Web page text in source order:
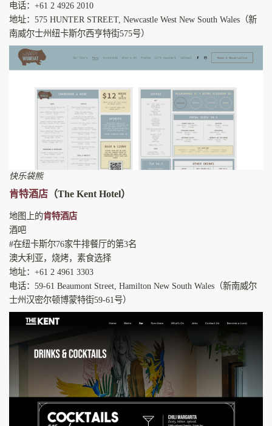
电话：+61 2 4926 2010
地址：575 HUNTER STREET, Newcastle West New South Wales（新
南威尔士州纽卡斯尔西亨特街575号）
快乐袋熊
肯特酒店 （The Kent Hotel）
地图上的肯特酒店
酒吧
#在纽卡斯尔76家牛排餐厅的第3名
澳大利亚，烧烤，素食选择
地址：+61 2 4961 3303
电话：59-61 Beaumont Street, Hamilton New South Wales（新南威尔
士州汉密尔顿博蒙特街59-61号）